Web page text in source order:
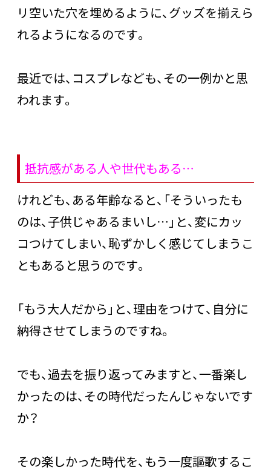
リ空いた穴を埋めるように、グッズを揃えら
れるようになるのです。
最近では、コスプレなども、その一例かと思
われます。
抵抗感がある人や世代もある…
けれども、ある年齢なると、「そういったも
のは、子供じゃあるまいし…」と、変にカッ
コつけてしまい、恥ずかしく感じてしまうこ
ともあると思うのです。
「もう大人だから」と、理由をつけて、自分に
納得させてしまうのですね。
でも、過去を振り返ってみますと、一番楽し
かったのは、その時代だったんじゃないです
か？
その楽しかった時代を、もう一度謳歌するこ